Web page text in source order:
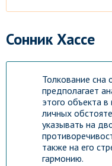
Сонник Хассе
Толкование сна
предполагает
этого объекта в
личных
указывать на
также на его
гармонию.